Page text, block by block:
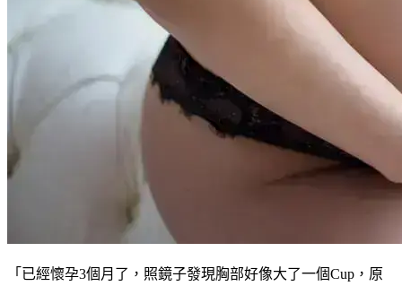
「已經懷孕3個月了，照鏡子發現胸部好像大了一個Cup，原